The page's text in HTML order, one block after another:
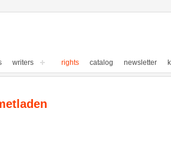
writers rights catalog newsletter